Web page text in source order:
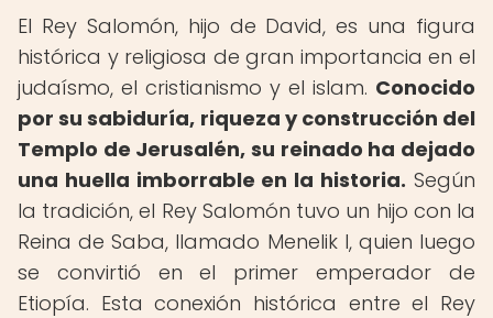
El Rey Salomón, hijo de David, es una figura
histórica y religiosa de gran importancia en el
judaísmo, el cristianismo y el islam. Conocido
por su sabiduría, riqueza y construcción del
Templo de Jerusalén, su reinado ha dejado
una huella imborrable en la historia. Según
la tradición, el Rey Salomón tuvo un hijo con la
Reina de Saba, llamado Menelik I, quien luego
se convirtió en el primer emperador de
Etiopía. Esta conexión histórica entre el Rey